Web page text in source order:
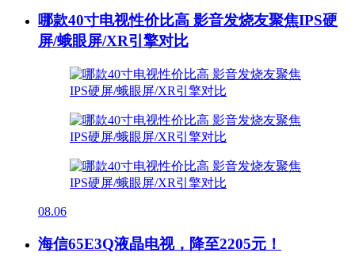
哪款40寸电视性价比高 影音发烧友聚焦IPS硬
屏/蛾眼屏/XR引擎对比
08.06
海信65E3Q液晶电视，降至2205元！